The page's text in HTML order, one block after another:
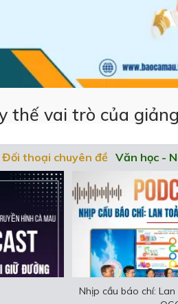
thế vai trò của
Đối thoại chuyên đề Văn học -
AI và nghề báo: Cơ